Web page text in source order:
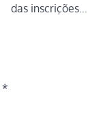
das inscrições…
*